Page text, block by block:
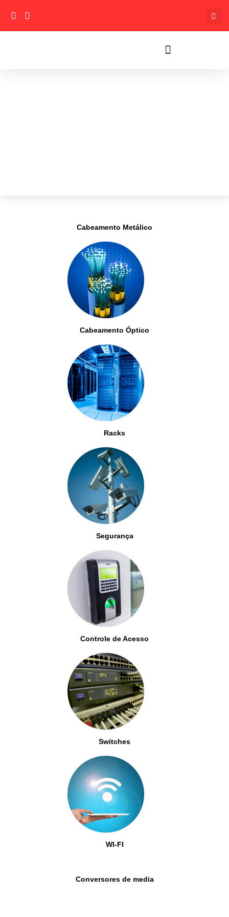
Cabeamento Metálico
Cabeamento Óptico
Racks
Segurança
Controle de Acesso
Switches
WI-FI
Conversores de media